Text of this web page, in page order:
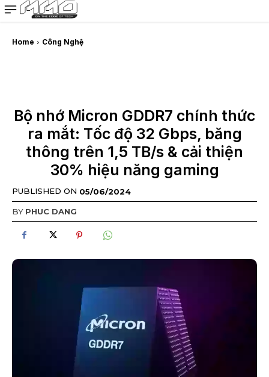
MMOSITE - Thông tin công nghệ
Bài viết nổi bật
Home Công Nghệ
Bộ nhớ Micron GDDR7 chính thức
ra mắt: Tốc độ 32 Gbps, băng
thông trên 1,5 TB/s & cải thiện
30% hiệu năng gaming
PUBLISHED ON 05/06/2024
BY PHUC DANG